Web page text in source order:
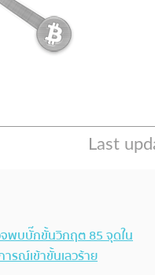
พบบั๊กขั้นวิกฤต 85 จุดใน
รณ์เข้าขั้นเลวร้าย